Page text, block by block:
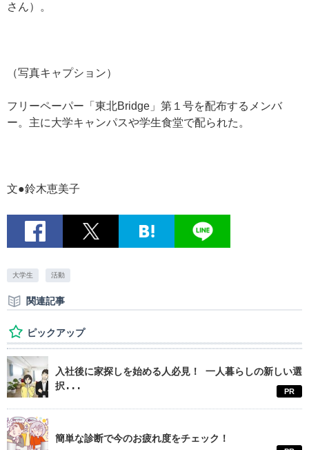
さん）。
（写真キャプション）
フリーペーパー「東北Bridge」第１号を配布するメンバ
ー。主に大学キャンパスや学生食堂で配られた。
文●鈴木恵美子
大学生 活動
関連記事
ピックアップ
入社後に家探しを始める人必見！ 一人暮らしの新しい選
択...
PR
簡単な診断で今のお疲れ度をチェック！